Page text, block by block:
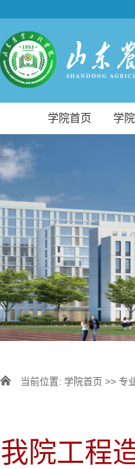
学院首页 学
当前位置: 学院首页 >> 专
我院工程